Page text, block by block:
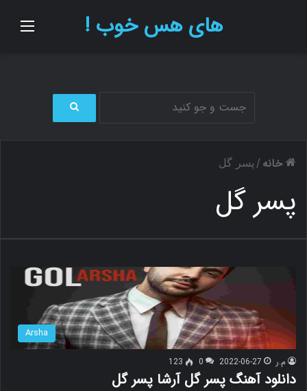
های هس خوب !
ج
ی
خانه / پسر گل
پسر گل
Arsha
م.ر 2022-06-27
0
123
دانلود آهنگ پسر گل آرشا پسر گل